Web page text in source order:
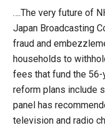
….The very future of
Japan Broadcasting
fraud and
households to
fees that fund the 56-
reform plans include
panel has
television and radio